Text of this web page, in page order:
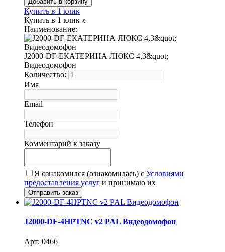
Купить в 1 клик
Купить в 1 клик x
Наименование:
J2000-DF-ЕКАТЕРИНА ЛЮКС 4,3&quot;
Видеодомофон
Количество:
Имя
Email
Телефон
Комментарий к заказу
Я ознакомился (ознакомилась) с Условиями
предоставления услуг и принимаю их
J2000-DF-4HPTNC v2 PAL Видеодомофон
Арт: 0466